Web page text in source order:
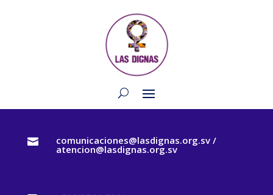
 comunicaciones@lasdignas.org.sv /
atencion@lasdignas.org.sv